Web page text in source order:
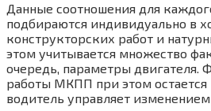
Данные соотношения для
подбираются индивидуально в
конструкторских работ и
этом учитывается множество
очередь, параметры двигателя.
работы МКПП при этом
водитель управляет